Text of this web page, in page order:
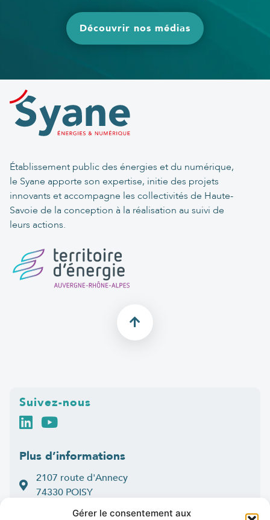
Gérer le consentement aux
Découvrir nos médias
Établissement public des énergies et du numérique,
le Syane apporte son expertise, initie des projets
innovants et accompagne les collectivités de Haute-
Savoie de la conception à la réalisation au suivi de
leurs actions.
Suivez-nous
Plus d’informations
2107 route d'Annecy
74330 POISY
04 50 33 50 60